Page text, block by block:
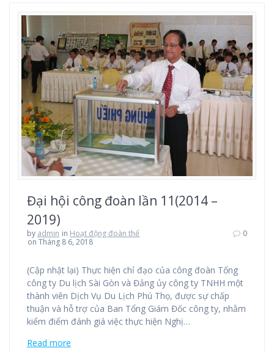
Đại hội công đoàn lần 11(2014 –
2019)
by admin in Hoạt động đoàn thể
on Tháng 8 6, 2018
0
(Cập nhật lại) Thực hiện chỉ đạo của công đoàn Tổng
công ty Du lịch Sài Gòn và Đảng ủy công ty TNHH một
thành viên Dịch Vụ Du Lịch Phú Thọ, được sự chấp
thuận và hỗ trợ của Ban Tổng Giám Đốc công ty, nhằm
kiểm điểm đánh giá việc thực hiện Nghị…
Read more